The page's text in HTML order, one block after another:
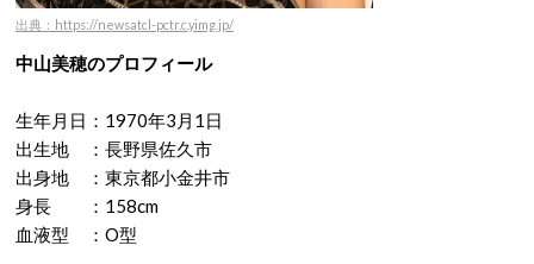
出典：https://newsatcl-pctr.c.yimg.jp/
中山美穂のプロフィール
生年月日：1970年3月1日
出生地 ：長野県佐久市
出身地 ：東京都小金井市
身長 ：158cm
血液型 ：O型